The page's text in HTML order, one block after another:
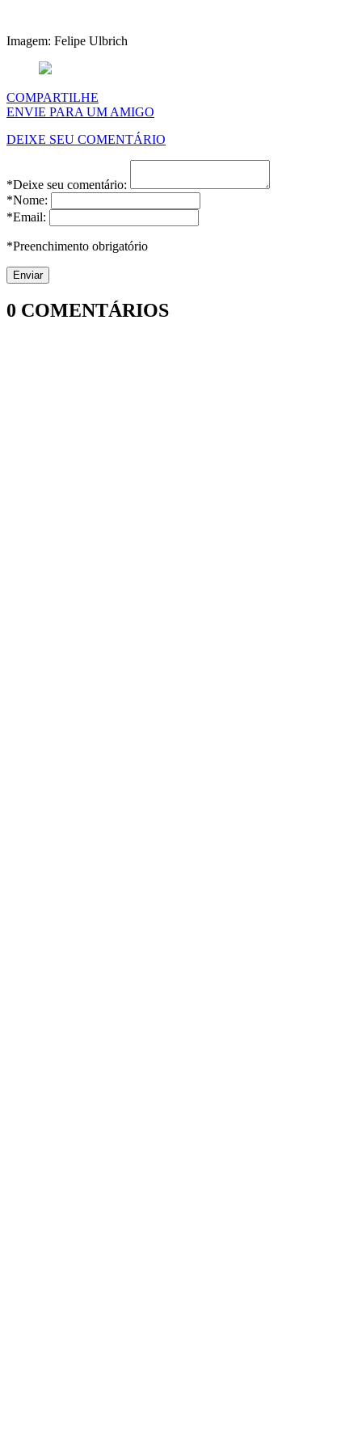
Imagem: Felipe Ulbrich
COMPARTILHE
ENVIE PARA UM AMIGO
DEIXE SEU COMENTÁRIO
*Deixe seu comentário:
*Nome:
*Email:
*Preenchimento obrigatório
0 COMENTÁRIOS